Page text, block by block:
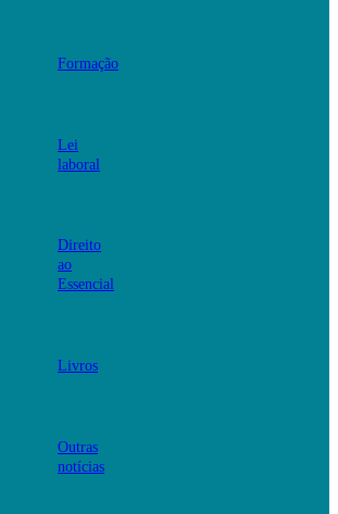
Formação
Lei
laboral
Direito
ao
Essencial
Livros
Outras
notícias